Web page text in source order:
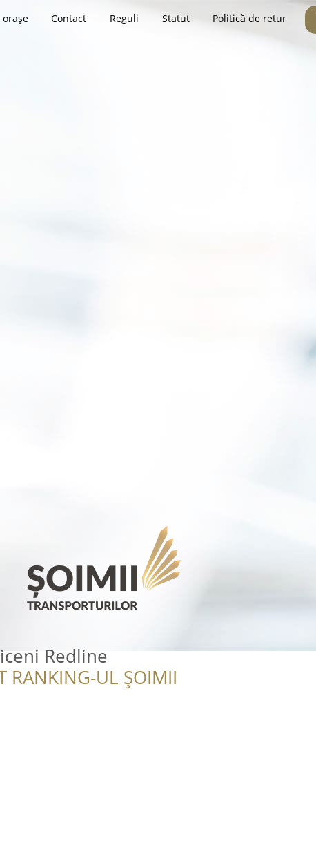
orașe Contact Reguli Statut Politică de retur
Redline
RANKING-UL ȘOIMII